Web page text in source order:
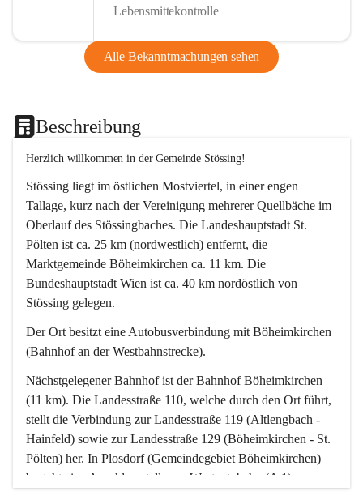
Lebensmittekontrolle
Alle Bekanntmachungen sehen
Beschreibung
Herzlich willkommen in der Gemeinde Stössing!
Stössing liegt im östlichen Mostviertel, in einer engen
Tallage, kurz nach der Vereinigung mehrerer Quellbäche im
Oberlauf des Stössingbaches. Die Landeshauptstadt St.
Pölten ist ca. 25 km (nordwestlich) entfernt, die
Marktgemeinde Böheimkirchen ca. 11 km. Die
Bundeshauptstadt Wien ist ca. 40 km nordöstlich von
Stössing gelegen.
Der Ort besitzt eine Autobusverbindung mit Böheimkirchen
(Bahnhof an der Westbahnstrecke).
Nächstgelegener Bahnhof ist der Bahnhof Böheimkirchen
(11 km). Die Landesstraße 110, welche durch den Ort führt,
stellt die Verbindung zur Landesstraße 119 (Altlengbach -
Hainfeld) sowie zur Landesstraße 129 (Böheimkirchen - St.
Pölten) her. In Plosdorf (Gemeindegebiet Böheimkirchen)
besteht eine Anschlussstelle zur Westautobahn (A 1).